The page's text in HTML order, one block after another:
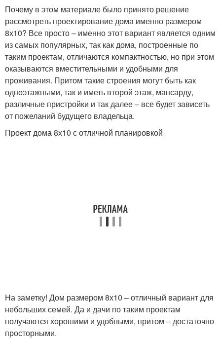
Почему в этом материале было принято решение
рассмотреть проектирование дома именно размером
8х10? Все просто – именно этот вариант является одним
из самых популярных, так как дома, построенные по
таким проектам, отличаются компактностью, но при этом
оказываются вместительными и удобными для
проживания. Притом такие строения могут быть как
одноэтажными, так и иметь второй этаж, мансарду,
различные пристройки и так далее – все будет зависеть
от пожеланий будущего владельца.
Проект дома 8х10 с отличной планировкой
На заметку! Дом размером 8х10 – отличный вариант для
небольших семей. Да и дачи по таким проектам
получаются хорошими и удобными, притом – достаточно
просторными.